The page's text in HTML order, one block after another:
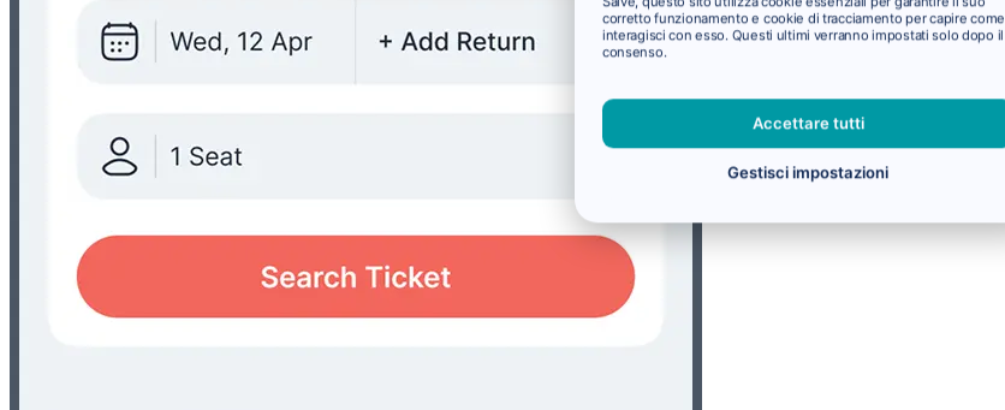
corretto funzionamento e cookie di tracciamento per capire come
interagisci con esso. Questi ultimi verranno impostati solo dopo il
consenso.
Accettare tutti
Gestisci impostazioni